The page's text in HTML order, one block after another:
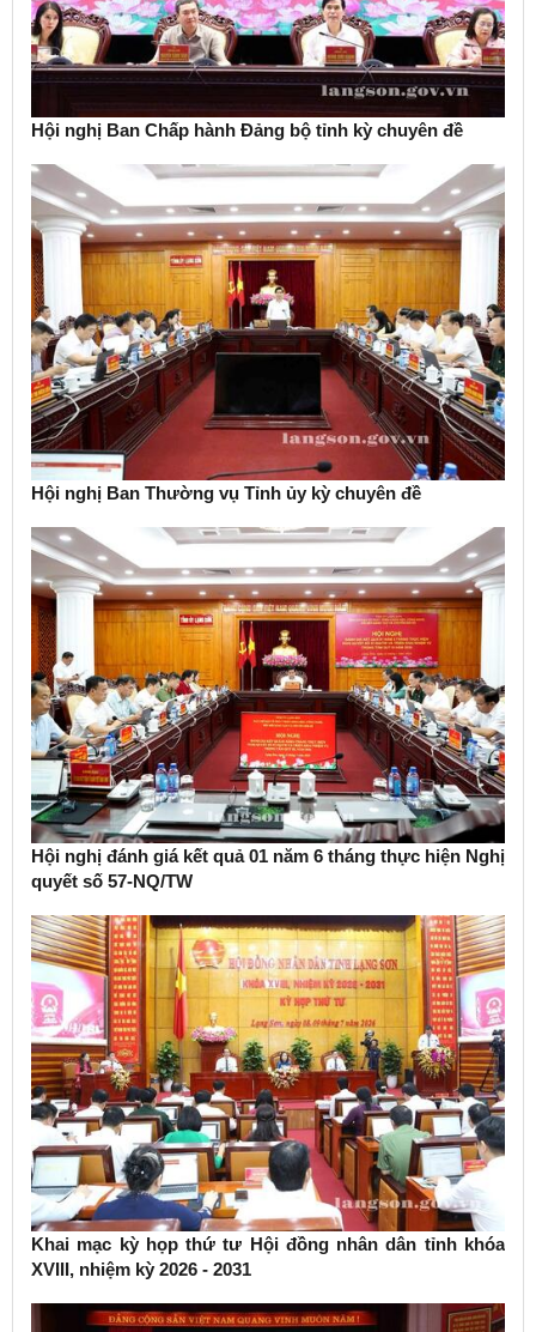
Hội nghị Ban Chấp hành Đảng bộ tỉnh kỳ chuyên đề
Hội nghị Ban Thường vụ Tỉnh ủy kỳ chuyên đề
Hội nghị đánh giá kết quả 01 năm 6 tháng thực hiện Nghị
quyết số 57-NQ/TW
Khai mạc kỳ họp thứ tư Hội đồng nhân dân tỉnh khóa
XVIII, nhiệm kỳ 2026 - 2031